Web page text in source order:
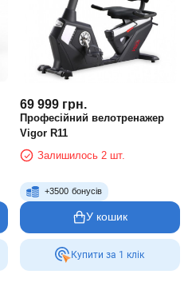
69 999 грн.
Професійний велотренажер
Vigor R11
Залишилось 2 шт.
+3500 бонусів
У кошик
Купити за 1 клiк